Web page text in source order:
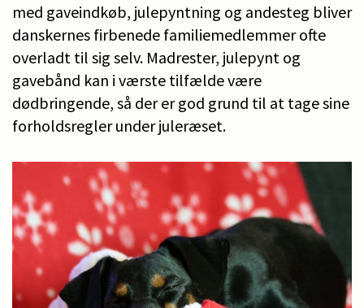
med gaveindkøb, julepyntning og andesteg bliver
danskernes firbenede familiemedlemmer ofte
overladt til sig selv. Madrester, julepynt og
gavebånd kan i værste tilfælde være
dødbringende, så der er god grund til at tage sine
forholdsregler under juleræset.